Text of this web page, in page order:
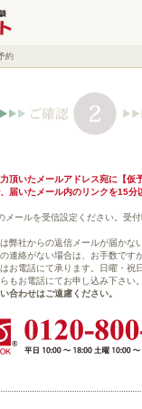
疑問、お気軽に何で当
約
頂いたメールアドレス宛に【仮
届いたメール内のリンクを15分
メールを受信設定ください。受
弊社からの返信メールが届かな
連絡がない場合は、お手数です
お電話にて承ります。日曜・祝
もお電話にてお申し込み下さい。
合わせはご遠慮ください。